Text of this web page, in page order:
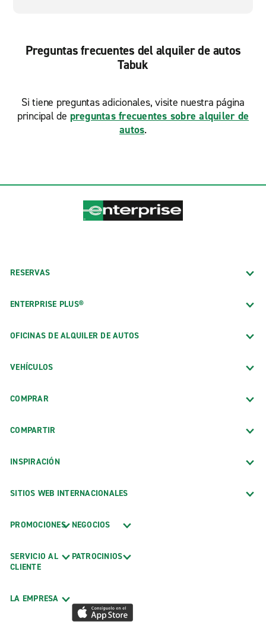
Preguntas frecuentes del alquiler de autos
Tabuk
Si tiene preguntas adicionales, visite nuestra página
principal de preguntas frecuentes sobre alquiler de
autos.
RESERVAS
ENTERPRISE PLUS®
OFICINAS DE ALQUILER DE AUTOS
VEHÍCULOS
COMPRAR
COMPARTIR
INSPIRACIÓN
SITIOS WEB INTERNACIONALES
PROMOCIONES
SERVICIO AL
CLIENTE
LA EMPRESA
NEGOCIOS
PATROCINIOS